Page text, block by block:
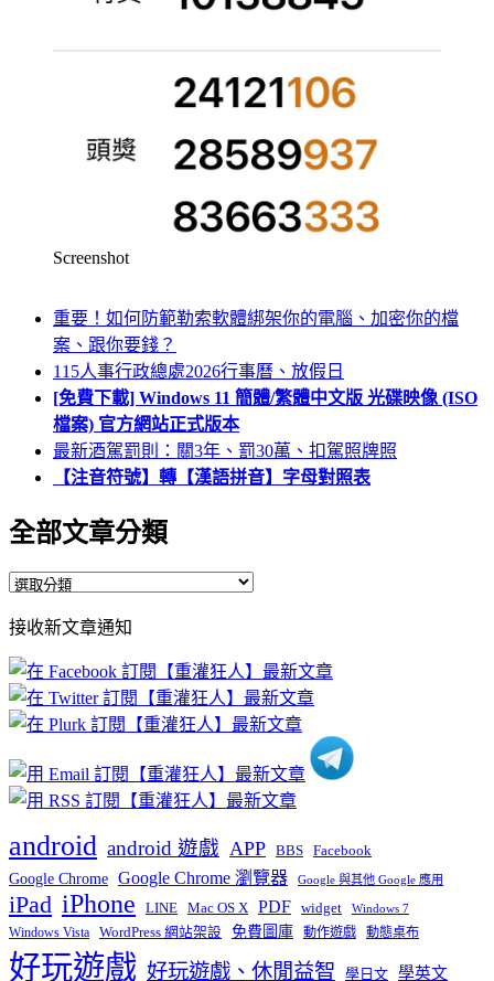
Screenshot
重要！如何防範勒索軟體綁架你的電腦、加密你的檔
案、跟你要錢？
115人事行政總處2026行事曆、放假日
[免費下載] Windows 11 簡體/繁體中文版 光碟映像 (ISO
檔案) 官方網站正式版本
最新酒駕罰則：關3年、罰30萬、扣駕照牌照
【注音符號】轉【漢語拼音】字母對照表
全部文章分類
全
文
章
分
類
接收新文章通知
android android 遊戲 APP BBS Facebook
Google Chrome Google Chrome 瀏覽器 Google 與其他 Google 應用
iPad iPhone LINE Mac OS X PDF widget Windows 7
Windows Vista WordPress 網站架設 免費圖庫 動作遊戲 動態桌布
好玩遊戲 好玩遊戲、休閒益智 學日文 學英文